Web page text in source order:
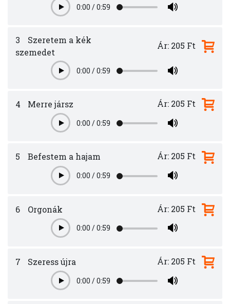
Play0:00 /0:59
3
Szeretem a kék
szemedet
Play0:00 /0:59
Ár: 205 Ft
4 Merre jársz
Play0:00 /0:59
Ár: 205 Ft
5 Befestem a hajam
Play0:00 /0:59
Ár: 205 Ft
6 Orgonák
Play0:00 /0:59
Ár: 205 Ft
7 Szeress újra
Play0:00 /0:59
Ár: 205 Ft